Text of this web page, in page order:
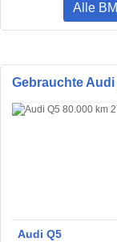
Alle
Gebrauchte
Audi Q5